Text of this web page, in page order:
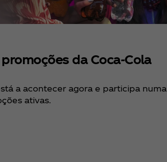
da Coca‑Cola
a acontecer agora e participa numa
ativas.